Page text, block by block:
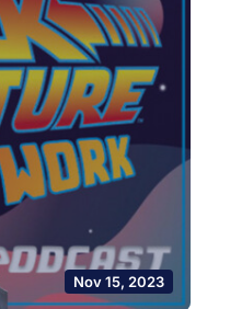
Nov 15, 2023